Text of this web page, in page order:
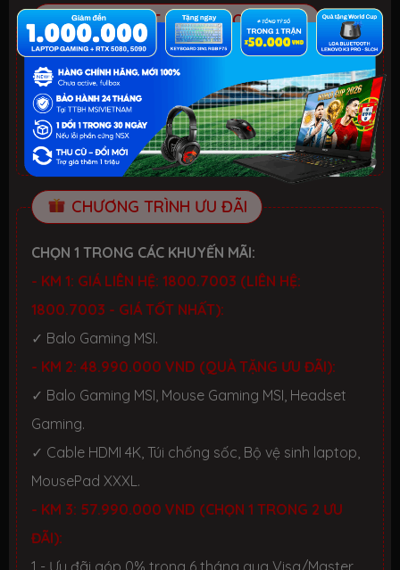
ƯU ĐÃI TỐT NHẤT TRONG NĂM
HELLO SUMMER 2026.Xem chi tiết
- Laptop văn phòng. Giảm đến 700K
- Laptop Gaming RTX 5080: Giảm đến 2 TRIỆU +
KEYBOARD 3in1 RGB
CHƯƠNG TRÌNH ƯU ĐÃI
CHỌN 1 TRONG CÁC KHUYẾN MÃI:
- KM 1: GIÁ LIÊN HỆ: 1800.7003 (LIÊN HỆ:
1800.7003 - GIÁ TỐT NHẤT):
✓ Balo Gaming MSI.
- KM 2: 48.990.000 VND (QUÀ TẶNG ƯU ĐÃI):
✓ Balo Gaming MSI, Mouse Gaming MSI, Headset
Gaming.
✓ Cable HDMI 4K, Túi chống sốc, Bộ vệ sinh laptop,
MousePad XXXL.
- KM 3: 57.990.000 VND (CHỌN 1 TRONG 2 ƯU
ĐÃI):